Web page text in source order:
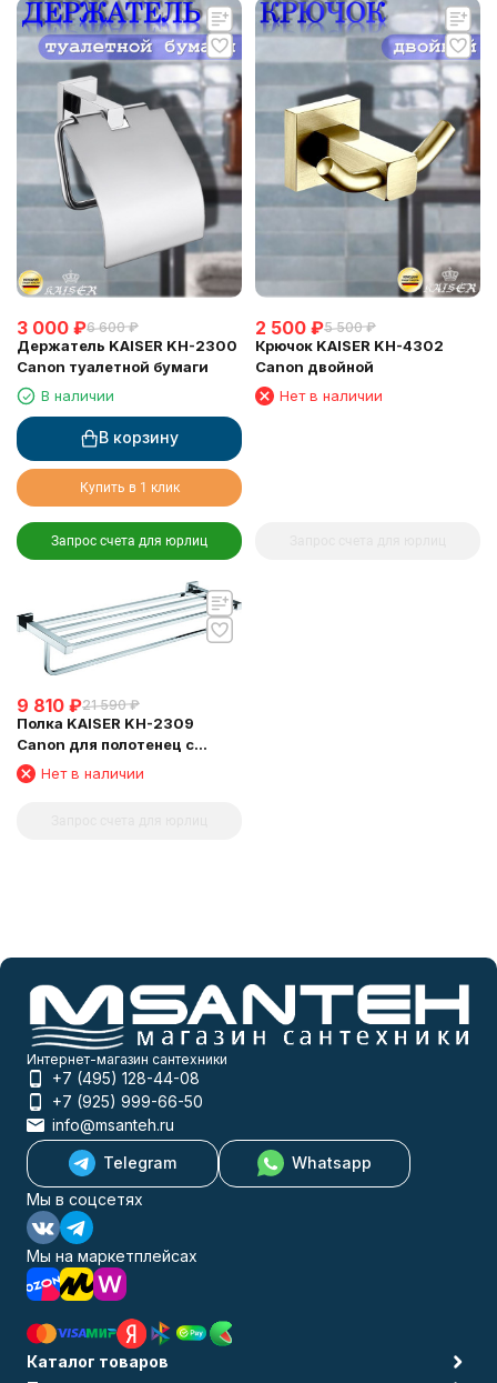
3 000 ₽6 600 ₽
Держатель KAISER KH-2300
Canon туалетной бумаги
В наличии
В корзину
Купить в 1 клик
Запрос счета для юрлиц
2 500 ₽5 500 ₽
Крючок KAISER KH-4302
Canon двойной
Нет в наличии
9 810 ₽21 590 ₽
Полка KAISER KH-2309
Canon для полотенец с
держателем
Нет в наличии
Интернет-магазин сантехники
+7 (495) 128-44-08
+7 (925) 999-66-50
info@msanteh.ru
Telegram
Whatsapp
Мы в соцсетях
Мы на маркетплейсах
Каталог товаров